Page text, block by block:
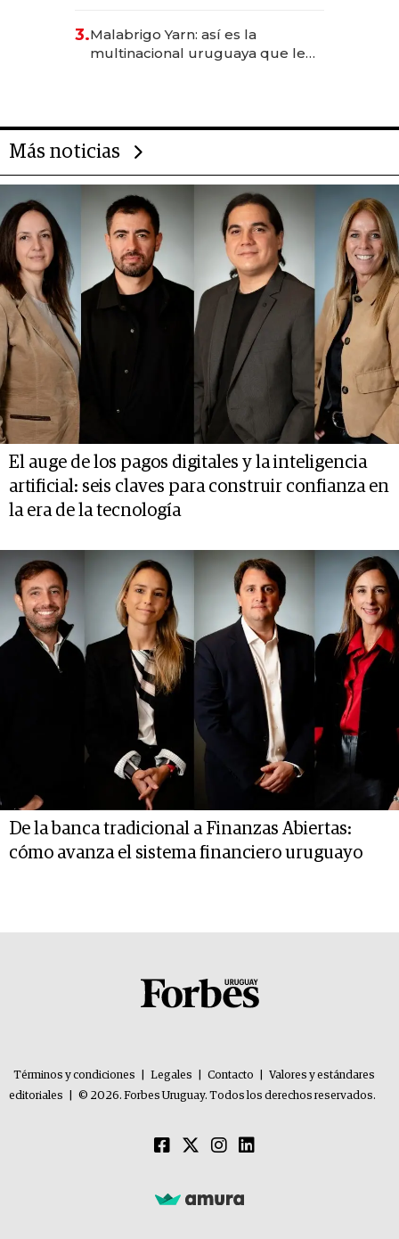
anticipación y prepara apertura
3.Malabrigo Yarn: así es la
multinacional uruguaya que le
Más noticias
El auge de los pagos digitales y la inteligencia
artificial: seis claves para construir confianza en
la era de la tecnología
De la banca tradicional a Finanzas Abiertas:
cómo avanza el sistema financiero uruguayo
Términos y condiciones Legales Contacto
Valores y estándares
editoriales
© 2026. Forbes Uruguay. Todos los derechos reservados.